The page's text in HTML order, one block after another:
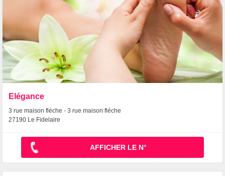
Elégance
3 rue maison fléche - 3 rue maison fléche
27190 Le Fidelaire
AFFICHER LE N°